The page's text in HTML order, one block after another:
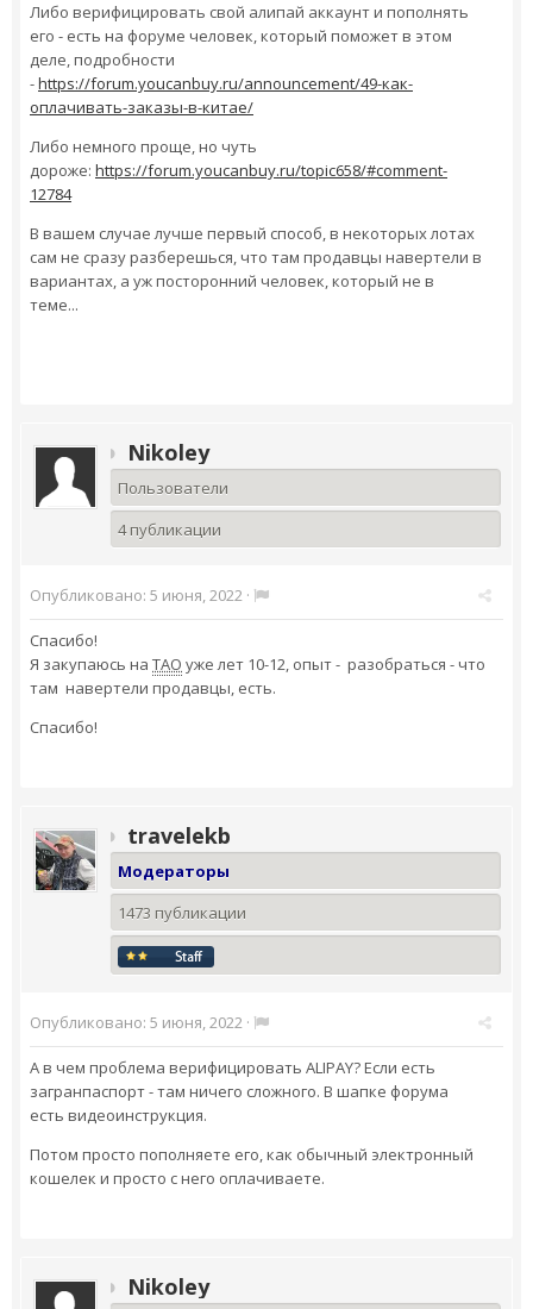
Либо верифицировать свой алипай аккаунт и пополнять
его - есть на форуме человек, который поможет в этом
деле, подробности
-https://forum.youcanbuy.ru/announcement/49-как-
оплачивать-заказы-в-китае/
Либо немного проще, но чуть
дороже: https://forum.youcanbuy.ru/topic658/#comment-
12784
В вашем случае лучше первый способ, в некоторых лотах
сам не сразу разберешься, что там продавцы навертели в
вариантах, а уж посторонний человек, который не в
теме...
Nikoley
Пользователи
4 публикации
Опубликовано: 5 июня, 2022 ·
Спасибо!
Я закупаюсь на ТАО уже лет 10-12, опыт - разобраться - что
там навертели продавцы, есть.
Спасибо!
travelekb
Модераторы
1473 публикации
Опубликовано: 5 июня, 2022 ·
А в чем проблема верифицировать ALIPAY? Если есть
загранпаспорт - там ничего сложного. В шапке форума
есть видеоинструкция.
Потом просто пополняете его, как обычный электронный
кошелек и просто с него оплачиваете.
Nikoley